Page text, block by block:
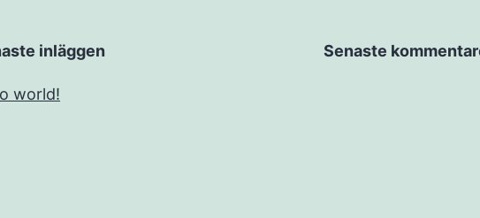
inläggen
world!
Senaste